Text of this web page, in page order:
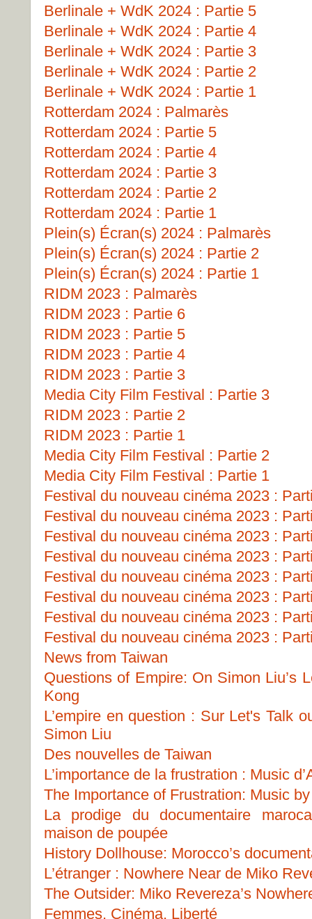
Berlinale + WdK 2024 : Partie 5
Berlinale + WdK 2024 : Partie 4
Berlinale + WdK 2024 : Partie 3
Berlinale + WdK 2024 : Partie 2
Berlinale + WdK 2024 : Partie 1
Rotterdam 2024 : Palmarès
Rotterdam 2024 : Partie 5
Rotterdam 2024 : Partie 4
Rotterdam 2024 : Partie 3
Rotterdam 2024 : Partie 2
Rotterdam 2024 : Partie 1
Plein(s) Écran(s) 2024 : Palmarès
Plein(s) Écran(s) 2024 : Partie 2
Plein(s) Écran(s) 2024 : Partie 1
RIDM 2023 : Palmarès
RIDM 2023 : Partie 6
RIDM 2023 : Partie 5
RIDM 2023 : Partie 4
RIDM 2023 : Partie 3
Media City Film Festival : Partie 3
RIDM 2023 : Partie 2
RIDM 2023 : Partie 1
Media City Film Festival : Partie 2
Media City Film Festival : Partie 1
Festival du nouveau cinéma 2023 :
Festival du nouveau cinéma 2023 :
Festival du nouveau cinéma 2023 :
Festival du nouveau cinéma 2023 :
Festival du nouveau cinéma 2023 :
Festival du nouveau cinéma 2023 :
Festival du nouveau cinéma 2023 :
Festival du nouveau cinéma 2023 :
News from Taiwan
Questions of Empire: On Simon Liu’s
Kong
L’empire en question : Sur Let's Talk
Simon Liu
Des nouvelles de Taiwan
L’importance de la frustration : Music
The Importance of Frustration: Music
La prodige du documentaire
maison de poupée
History Dollhouse: Morocco’s
L’étranger : Nowhere Near de Miko
The Outsider: Miko Revereza’s
Femmes, Cinéma, Liberté